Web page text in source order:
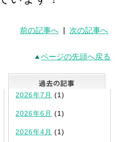
前の記事へ 次の記事へ
ページの先頭へ戻る
最新記事一覧
2026年7月 (1)
2026年6月 (1)
2026年4月 (1)